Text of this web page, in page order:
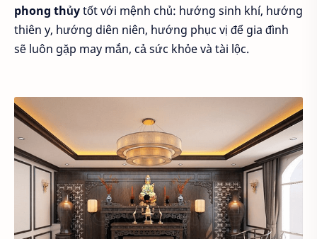
phong thủytốt với mệnh chủ: hướng sinh khí, hướng
thiên y, hướng diên niên, hướng phục vị để gia đình
sẽ luôn gặp may mắn, cả sức khỏe và tài lộc.